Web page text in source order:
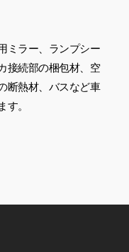
ミラー、ランプシー
接続部の梱包材、空
断熱材、バスなど車
す。